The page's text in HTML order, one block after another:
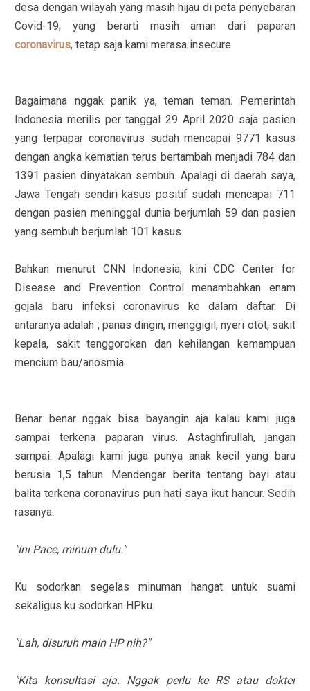
desa dengan wilayah yang masih hijau di peta penyebaran
Covid-19, yang berarti masih aman dari paparan
coronavirus, tetap saja kami merasa insecure.
Bagaimana nggak panik ya, teman teman. Pemerintah
Indonesia merilis per tanggal 29 April 2020 saja pasien
yang terpapar coronavirus sudah mencapai 9771 kasus
dengan angka kematian terus bertambah menjadi 784 dan
1391 pasien dinyatakan sembuh. Apalagi di daerah saya,
Jawa Tengah sendiri kasus positif sudah mencapai 711
dengan pasien meninggal dunia berjumlah 59 dan pasien
yang sembuh berjumlah 101 kasus.
Bahkan menurut CNN Indonesia, kini CDC Center for
Disease and Prevention Control menambahkan enam
gejala baru infeksi coronavirus ke dalam daftar. Di
antaranya adalah ; panas dingin, menggigil, nyeri otot, sakit
kepala, sakit tenggorokan dan kehilangan kemampuan
mencium bau/anosmia.
Benar benar nggak bisa bayangin aja kalau kami juga
sampai terkena paparan virus. Astaghfirullah, jangan
sampai. Apalagi kami juga punya anak kecil yang baru
berusia 1,5 tahun. Mendengar berita tentang bayi atau
balita terkena coronavirus pun hati saya ikut hancur. Sedih
rasanya.
"Ini Pace, minum dulu."
Ku sodorkan segelas minuman hangat untuk suami
sekaligus ku sodorkan HPku.
"Lah, disuruh main HP nih?"
"Kita konsultasi aja. Nggak perlu ke RS atau dokter